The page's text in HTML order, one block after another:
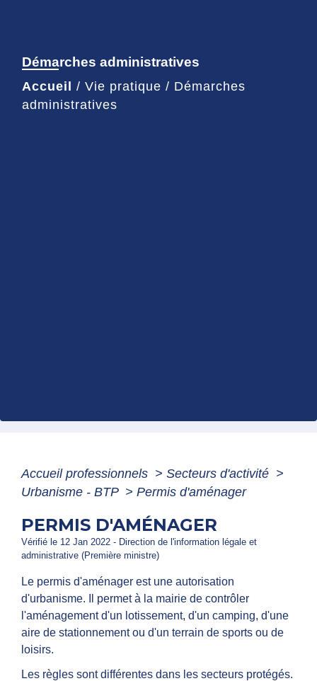
Démarches administratives
Accueil / Vie pratique / Démarches
administratives
Accueil professionnels > Secteurs d'activité >
Urbanisme - BTP > Permis d'aménager
PERMIS D'AMÉNAGER
Vérifié le 12 Jan 2022 - Direction de l'information légale et
administrative (Première ministre)
Le permis d'aménager est une autorisation
d'urbanisme. Il permet à la mairie de contrôler
l'aménagement d'un lotissement, d'un camping, d'une
aire de stationnement ou d'un terrain de sports ou de
loisirs.
Les règles sont différentes dans les secteurs protégés.